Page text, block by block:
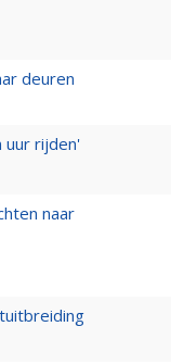
deuren
uur rijden'
naar